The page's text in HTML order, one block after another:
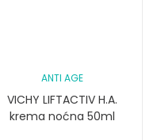
ANTI AGE
VICHY LIFTACTIV H.A.
krema noćna 50ml